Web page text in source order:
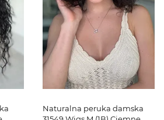
Naturalna peruka damska